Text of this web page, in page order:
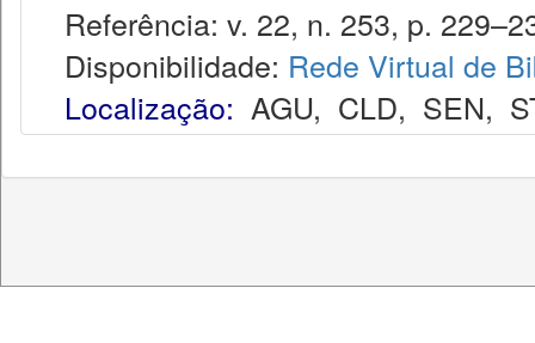
Referência: v. 22, n. 253, p.
Disponibilidade: Rede Virtual de
Localização: AGU, CLD, SEN,